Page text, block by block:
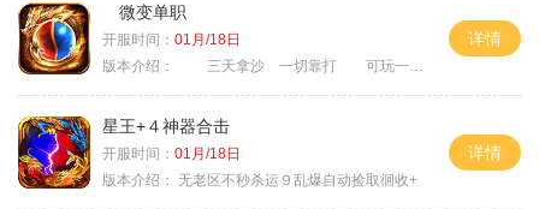
微变单职
开服时间： 01月/18日
版本介绍：
三天拿沙 一切靠打 可玩一年
详情
星王+４神器合击
开服时间： 01月/18日
版本介绍： 无老区不秒杀运９乱爆自动捡取徊收+
详情